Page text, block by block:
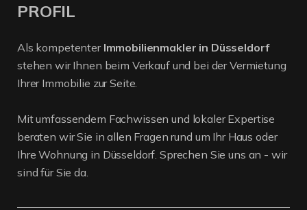
PROFIL
Als kompetenter Immobilienmakler in Düsseldorf
stehen wir Ihnen beim Verkauf und bei der Vermietung
Ihrer Immobilie zur Seite.
Mit umfassendem Fachwissen und lokaler Expertise
beraten wir Sie in allen Fragen rund um Ihr Haus oder
Ihre Wohnung in Düsseldorf. Sprechen Sie uns an - wir
sind für Sie da.